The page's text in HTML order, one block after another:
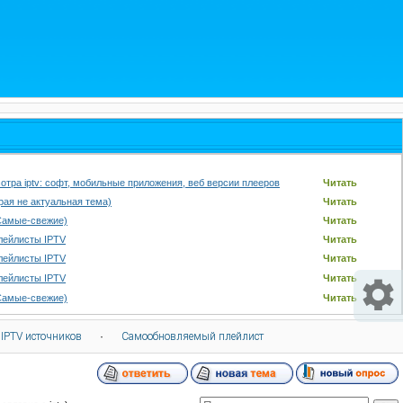
iptv: софт, мобильные приложения, веб версии плееров Читать
не актуальная тема) Читать
свежие) Читать
IPTV Читать
IPTV Читать
IPTV Читать
свежие) Читать
источников · Самообновляемый плейлист